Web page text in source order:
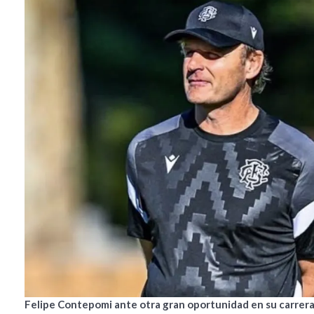
Felipe Contepomi ante otra gran oportunidad en su